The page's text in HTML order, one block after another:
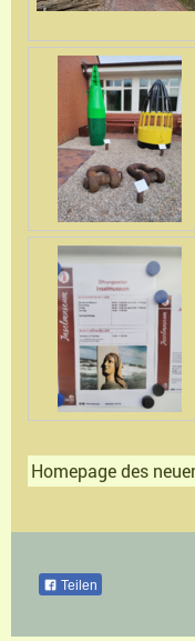
Homepage des
Teilen